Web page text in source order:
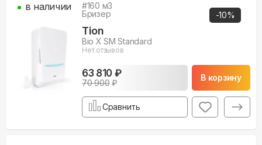
-10%
#160 м3
Бризер
Tion
Bio X SM Standard
Нет отзывов
63 810 ₽
70 900₽
В корзину
в наличии
Сравнить